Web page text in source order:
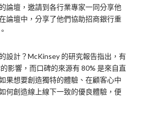
論壇，邀請到各行業專家一同分享他
論壇中，分享了他們協助招商銀行重
設計？McKinsey 的研究報告指出，有
影響，而口碑的來源有 80% 是來自直
果想要創造獨特的體驗、在顧客心中
何創造線上線下一致的優良體驗，便